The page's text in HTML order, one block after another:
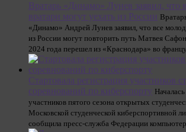
Вратарь «Динамо» Лунев заявил, что
вратари могут уехать из России
«Динамо» Андрей Лунев заявил, что все
из России могут повторить путь Матвея
2024 года перешел из «Краснодара» во
Стартовала регистрация участников
соревнований по киберспорту
участников пятого сезона открытых
Московской студенческой киберспортивной
сообщила пресс-служба Федерации